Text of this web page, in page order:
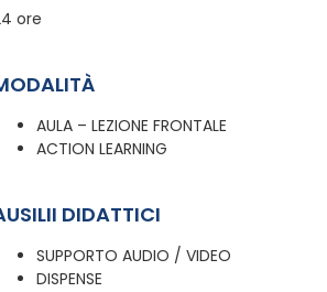
ore
AULA – LEZIONE FRONTALE
ACTION LEARNING
DIDATTICI
SUPPORTO AUDIO / VIDEO
DISPENSE